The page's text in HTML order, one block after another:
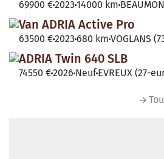
69900 €2023 14000 km
Van ADRIA Active Pro
63500 €2023 680 km VOGLANS
ADRIA Twin 640 SLB
74550 €2026 Neuf EVREUX (27-